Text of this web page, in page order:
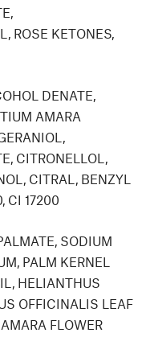
ROSE KETONES,
DENATE,
AMARA
CITRONELLOL,
CITRAL, BENZYL
CI 17200
SODIUM
PALM KERNEL
HELIANTHUS
OFFICINALIS LEAF
FLOWER